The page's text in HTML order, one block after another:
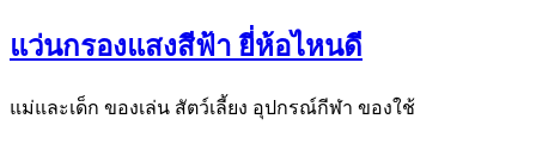
แว่นกรองแสงสีฟ้า ยี่ห้อไหนดี
แม่และเด็ก ของเล่น สัตว์เลี้ยง อุปกรณ์กีฬา ของใช้